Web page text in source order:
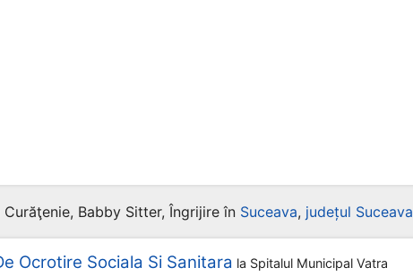
Babby Sitter, Îngrijire în Suceava, județul Suceava
Ocrotire Sociala Si Sanitara la Spitalul Municipal Vatra